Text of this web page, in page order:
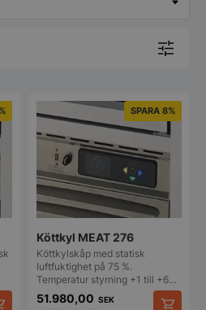
SPARA 8%
Köttkyl MEAT 276
Köttkylskåp med statisk
luftfuktighet på 75 %.
Temperatur styrning +1 till +6…
51.980,00 SEK